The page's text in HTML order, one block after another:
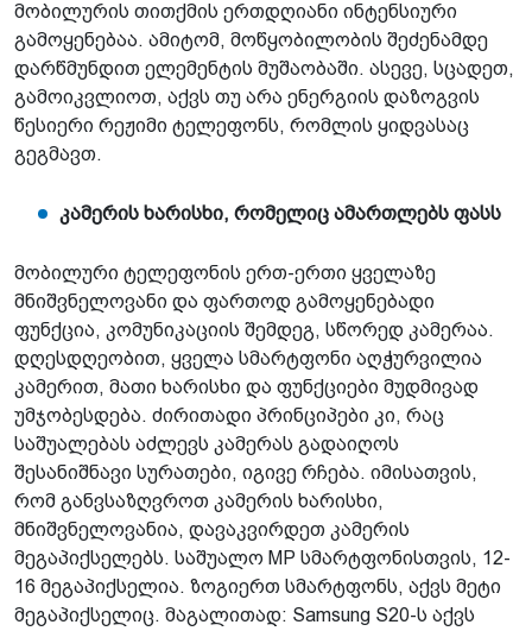
მობილურის თითქმის ერთდღიანი ინტენსიური
გამოყენებაა. ამიტომ, მოწყობილობის შეძენამდე
დარწმუნდით ელემენტის მუშაობაში. ასევე, სცადეთ,
გამოიკვლიოთ, აქვს თუ არა ენერგიის დაზოგვის
წესიერი რეჟიმი ტელეფონს, რომლის ყიდვასაც
გეგმავთ.
კამერის ხარისხი, რომელიც ამართლებს ფასს
მობილური ტელეფონის ერთ-ერთი ყველაზე
მნიშვნელოვანი და ფართოდ გამოყენებადი
ფუნქცია, კომუნიკაციის შემდეგ, სწორედ კამერაა.
დღესდღეობით, ყველა სმარტფონი აღჭურვილია
კამერით, მათი ხარისხი და ფუნქციები მუდმივად
უმჯობესდება. ძირითადი პრინციპები კი, რაც
საშუალებას აძლევს კამერას გადაიღოს
შესანიშნავი სურათები, იგივე რჩება. იმისათვის,
რომ განვსაზღვროთ კამერის ხარისხი,
მნიშვნელოვანია, დავაკვირდეთ კამერის
მეგაპიქსელებს. საშუალო MP სმარტფონისთვის, 12-
16 მეგაპიქსელია. ზოგიერთ სმარტფონს, აქვს მეტი
მეგაპიქსელიც. მაგალითად: Samsung S20-ს აქვს